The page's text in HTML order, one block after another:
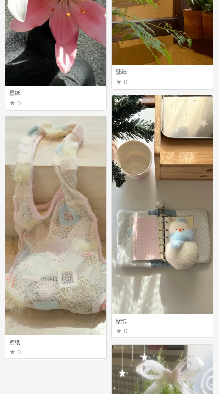
壁纸
0
壁纸
0
壁纸
0
壁纸
0